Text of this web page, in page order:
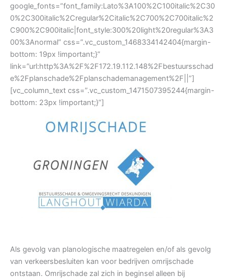
google_fonts=”font_family:Lato%3A100%2C100italic%2C30
0%2C300italic%2Cregular%2Citalic%2C700%2C700italic%2
C900%2C900italic|font_style:300%20light%20regular%3A3
00%3Anormal” css=”.vc_custom_1468334142404{margin-
bottom: 19px !important;}”
link=”url:http%3A%2F%2F172.19.112.148%2Fbestuursschad
e%2Fplanschade%2Fplanschademanagement%2F||”]
[vc_column_text css=”.vc_custom_1471507395244{margin-
bottom: 23px !important;}”]
Als gevolg van planologische maatregelen en/of als gevolg
van verkeersbesluiten kan voor bedrijven omrijschade
ontstaan. Omrijschade zal zich in beginsel alleen bij